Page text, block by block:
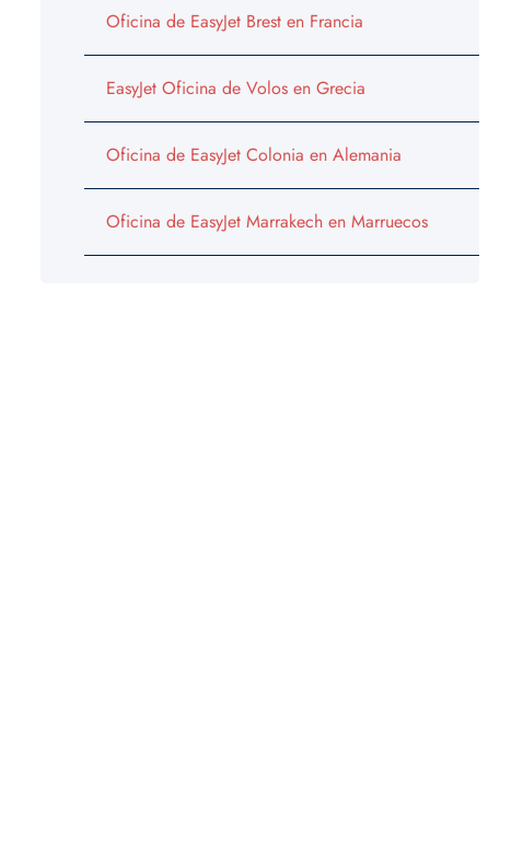
Oficina de EasyJet Brest en Francia
EasyJet Oficina de Volos en Grecia
Oficina de EasyJet Colonia en Alemania
Oficina de EasyJet Marrakech en Marruecos